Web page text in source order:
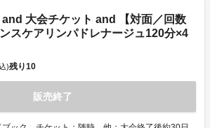
大会チケット and 【対面／回数
スケアリンパドレナージュ120分×4
)残り10
販売終了